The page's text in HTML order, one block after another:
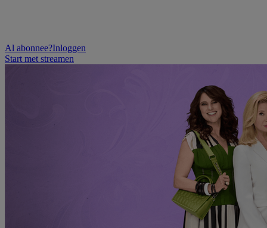
Al abonnee?Inloggen
Start met streamen